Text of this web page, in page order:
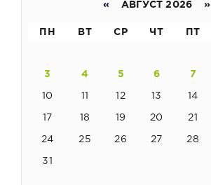
« АВГУСТ 2026 »
ПН ВТ СР ЧТ ПТ
3 4 5 6 7
10 11 12 13 14
17 18 19 20 21
24 25 26 27 28
31